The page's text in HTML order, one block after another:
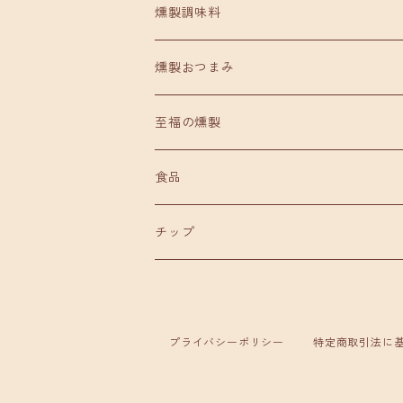
燻製調味料
燻製おつまみ
至福の燻製
食品
チップ
プライバシーポリシー 特定商取引法に